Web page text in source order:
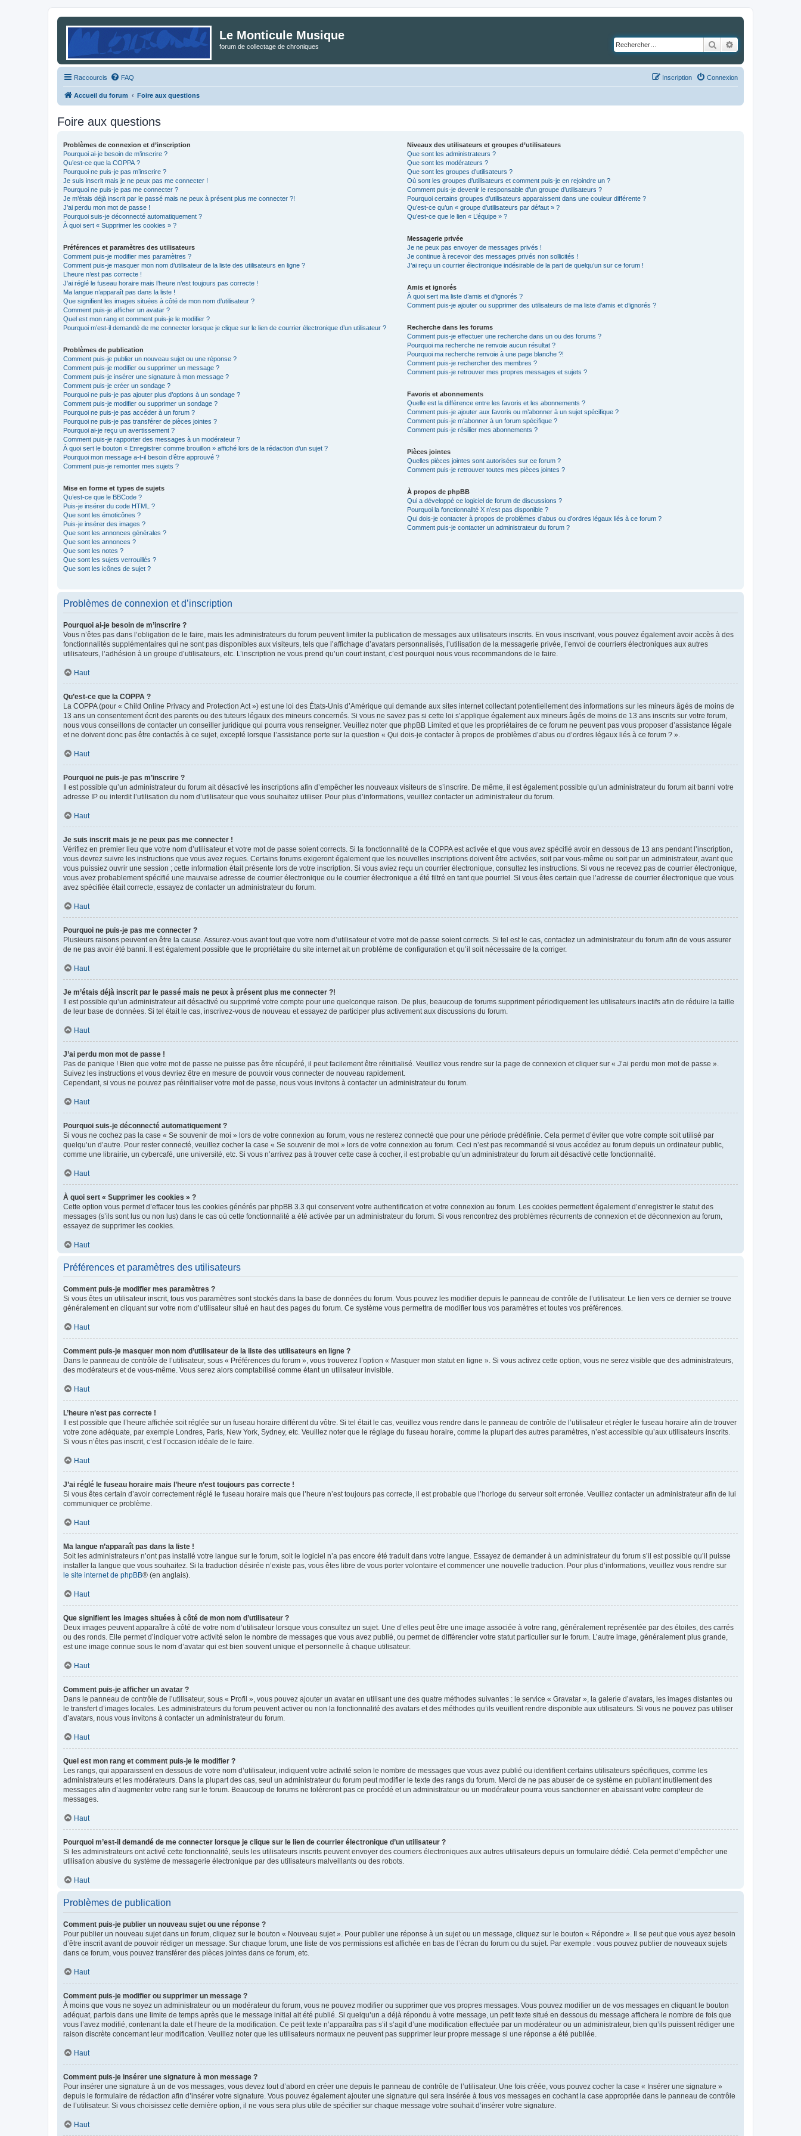
Le Monticule Musique
forum de collectage de chroniques Rechercher
Raccourcis FAQ Connexion
Inscription
Accueil du forum Foire aux questions
Foire aux questions
Problèmes de connexion et d’inscription
Pourquoi ai-je besoin de m’inscrire ?
Qu’est-ce que la COPPA ?
Pourquoi ne puis-je pas m’inscrire ?
Je suis inscrit mais je ne peux pas me connecter !
Pourquoi ne puis-je pas me connecter ?
Je m’étais déjà inscrit par le passé mais ne peux à présent plus me connecter ?!
J’ai perdu mon mot de passe !
Pourquoi suis-je déconnecté automatiquement ?
À quoi sert « Supprimer les cookies » ?
Préférences et paramètres des utilisateurs
Comment puis-je modifier mes paramètres ?
Comment puis-je masquer mon nom d’utilisateur de la liste des utilisateurs en ligne ?
L’heure n’est pas correcte !
J’ai réglé le fuseau horaire mais l’heure n’est toujours pas correcte !
Ma langue n’apparaît pas dans la liste !
Que signifient les images situées à côté de mon nom d’utilisateur ?
Comment puis-je afficher un avatar ?
Quel est mon rang et comment puis-je le modifier ?
Pourquoi m’est-il demandé de me connecter lorsque je clique sur le lien de courrier électronique d’un utilisateur ?
Problèmes de publication
Comment puis-je publier un nouveau sujet ou une réponse ?
Comment puis-je modifier ou supprimer un message ?
Comment puis-je insérer une signature à mon message ?
Comment puis-je créer un sondage ?
Pourquoi ne puis-je pas ajouter plus d’options à un sondage ?
Comment puis-je modifier ou supprimer un sondage ?
Pourquoi ne puis-je pas accéder à un forum ?
Pourquoi ne puis-je pas transférer de pièces jointes ?
Pourquoi ai-je reçu un avertissement ?
Comment puis-je rapporter des messages à un modérateur ?
À quoi sert le bouton « Enregistrer comme brouillon » affiché lors de la rédaction d’un sujet ?
Pourquoi mon message a-t-il besoin d’être approuvé ?
Comment puis-je remonter mes sujets ?
Mise en forme et types de sujets
Qu’est-ce que le BBCode ?
Puis-je insérer du code HTML ?
Que sont les émoticônes ?
Puis-je insérer des images ?
Que sont les annonces générales ?
Que sont les annonces ?
Que sont les notes ?
Que sont les sujets verrouillés ?
Que sont les icônes de sujet ?
Niveaux des utilisateurs et groupes d’utilisateurs
Que sont les administrateurs ?
Que sont les modérateurs ?
Que sont les groupes d’utilisateurs ?
Où sont les groupes d’utilisateurs et comment puis-je en rejoindre un ?
Comment puis-je devenir le responsable d’un groupe d’utilisateurs ?
Pourquoi certains groupes d’utilisateurs apparaissent dans une couleur différente ?
Qu’est-ce qu’un « groupe d’utilisateurs par défaut » ?
Qu’est-ce que le lien « L’équipe » ?
Messagerie privée
Je ne peux pas envoyer de messages privés !
Je continue à recevoir des messages privés non sollicités !
J’ai reçu un courrier électronique indésirable de la part de quelqu’un sur ce forum !
Amis et ignorés
À quoi sert ma liste d’amis et d’ignorés ?
Comment puis-je ajouter ou supprimer des utilisateurs de ma liste d’amis et d’ignorés ?
Recherche dans les forums
Comment puis-je effectuer une recherche dans un ou des forums ?
Pourquoi ma recherche ne renvoie aucun résultat ?
Pourquoi ma recherche renvoie à une page blanche ?!
Comment puis-je rechercher des membres ?
Comment puis-je retrouver mes propres messages et sujets ?
Favoris et abonnements
Quelle est la différence entre les favoris et les abonnements ?
Comment puis-je ajouter aux favoris ou m’abonner à un sujet spécifique ?
Comment puis-je m’abonner à un forum spécifique ?
Comment puis-je résilier mes abonnements ?
Pièces jointes
Quelles pièces jointes sont autorisées sur ce forum ?
Comment puis-je retrouver toutes mes pièces jointes ?
À propos de phpBB
Qui a développé ce logiciel de forum de discussions ?
Pourquoi la fonctionnalité X n’est pas disponible ?
Qui dois-je contacter à propos de problèmes d’abus ou d’ordres légaux liés à ce forum ?
Comment puis-je contacter un administrateur du forum ?
Problèmes de connexion et d’inscription
Pourquoi ai-je besoin de m’inscrire ?
Vous n’êtes pas dans l’obligation de le faire, mais les administrateurs du forum peuvent limiter la publication de messages aux utilisateurs inscrits. En vous inscrivant, vous pouvez également avoir accès à des
fonctionnalités supplémentaires qui ne sont pas disponibles aux visiteurs, tels que l’affichage d’avatars personnalisés, l’utilisation de la messagerie privée, l’envoi de courriers électroniques aux autres
utilisateurs, l’adhésion à un groupe d’utilisateurs, etc. L’inscription ne vous prend qu’un court instant, c’est pourquoi nous vous recommandons de le faire.
Haut
Qu’est-ce que la COPPA ?
La COPPA (pour « Child Online Privacy and Protection Act ») est une loi des États-Unis d’Amérique qui demande aux sites internet collectant potentiellement des informations sur les mineurs âgés de moins de
13 ans un consentement écrit des parents ou des tuteurs légaux des mineurs concernés. Si vous ne savez pas si cette loi s’applique également aux mineurs âgés de moins de 13 ans inscrits sur votre forum,
nous vous conseillons de contacter un conseiller juridique qui pourra vous renseigner. Veuillez noter que phpBB Limited et que les propriétaires de ce forum ne peuvent pas vous proposer d’assistance légale
et ne doivent donc pas être contactés à ce sujet, excepté lorsque l’assistance porte sur la question « Qui dois-je contacter à propos de problèmes d’abus ou d’ordres légaux liés à ce forum ? ».
Haut
Pourquoi ne puis-je pas m’inscrire ?
Il est possible qu’un administrateur du forum ait désactivé les inscriptions afin d’empêcher les nouveaux visiteurs de s’inscrire. De même, il est également possible qu’un administrateur du forum ait banni votre
adresse IP ou interdit l’utilisation du nom d’utilisateur que vous souhaitez utiliser. Pour plus d’informations, veuillez contacter un administrateur du forum.
Haut
Je suis inscrit mais je ne peux pas me connecter !
Vérifiez en premier lieu que votre nom d’utilisateur et votre mot de passe soient corrects. Si la fonctionnalité de la COPPA est activée et que vous avez spécifié avoir en dessous de 13 ans pendant l’inscription,
vous devrez suivre les instructions que vous avez reçues. Certains forums exigeront également que les nouvelles inscriptions doivent être activées, soit par vous-même ou soit par un administrateur, avant que
vous puissiez ouvrir une session ; cette information était présente lors de votre inscription. Si vous aviez reçu un courrier électronique, consultez les instructions. Si vous ne recevez pas de courrier électronique,
vous avez probablement spécifié une mauvaise adresse de courrier électronique ou le courrier électronique a été filtré en tant que pourriel. Si vous êtes certain que l’adresse de courrier électronique que vous
avez spécifiée était correcte, essayez de contacter un administrateur du forum.
Haut
Pourquoi ne puis-je pas me connecter ?
Plusieurs raisons peuvent en être la cause. Assurez-vous avant tout que votre nom d’utilisateur et votre mot de passe soient corrects. Si tel est le cas, contactez un administrateur du forum afin de vous assurer
de ne pas avoir été banni. Il est également possible que le propriétaire du site internet ait un problème de configuration et qu’il soit nécessaire de la corriger.
Haut
Je m’étais déjà inscrit par le passé mais ne peux à présent plus me connecter ?!
Il est possible qu’un administrateur ait désactivé ou supprimé votre compte pour une quelconque raison. De plus, beaucoup de forums suppriment périodiquement les utilisateurs inactifs afin de réduire la taille
de leur base de données. Si tel était le cas, inscrivez-vous de nouveau et essayez de participer plus activement aux discussions du forum.
Haut
J’ai perdu mon mot de passe !
Pas de panique ! Bien que votre mot de passe ne puisse pas être récupéré, il peut facilement être réinitialisé. Veuillez vous rendre sur la page de connexion et cliquer sur « J’ai perdu mon mot de passe ».
Suivez les instructions et vous devriez être en mesure de pouvoir vous connecter de nouveau rapidement.
Cependant, si vous ne pouvez pas réinitialiser votre mot de passe, nous vous invitons à contacter un administrateur du forum.
Haut
Pourquoi suis-je déconnecté automatiquement ?
Si vous ne cochez pas la case « Se souvenir de moi » lors de votre connexion au forum, vous ne resterez connecté que pour une période prédéfinie. Cela permet d’éviter que votre compte soit utilisé par
quelqu’un d’autre. Pour rester connecté, veuillez cocher la case « Se souvenir de moi » lors de votre connexion au forum. Ceci n’est pas recommandé si vous accédez au forum depuis un ordinateur public,
comme une librairie, un cybercafé, une université, etc. Si vous n’arrivez pas à trouver cette case à cocher, il est probable qu’un administrateur du forum ait désactivé cette fonctionnalité.
Haut
À quoi sert « Supprimer les cookies » ?
Cette option vous permet d’effacer tous les cookies générés par phpBB 3.3 qui conservent votre authentification et votre connexion au forum. Les cookies permettent également d’enregistrer le statut des
messages (s’ils sont lus ou non lus) dans le cas où cette fonctionnalité a été activée par un administrateur du forum. Si vous rencontrez des problèmes récurrents de connexion et de déconnexion au forum,
essayez de supprimer les cookies.
Haut
Préférences et paramètres des utilisateurs
Comment puis-je modifier mes paramètres ?
Si vous êtes un utilisateur inscrit, tous vos paramètres sont stockés dans la base de données du forum. Vous pouvez les modifier depuis le panneau de contrôle de l’utilisateur. Le lien vers ce dernier se trouve
généralement en cliquant sur votre nom d’utilisateur situé en haut des pages du forum. Ce système vous permettra de modifier tous vos paramètres et toutes vos préférences.
Haut
Comment puis-je masquer mon nom d’utilisateur de la liste des utilisateurs en ligne ?
Dans le panneau de contrôle de l’utilisateur, sous « Préférences du forum », vous trouverez l’option « Masquer mon statut en ligne ». Si vous activez cette option, vous ne serez visible que des administrateurs,
des modérateurs et de vous-même. Vous serez alors comptabilisé comme étant un utilisateur invisible.
Haut
L’heure n’est pas correcte !
Il est possible que l’heure affichée soit réglée sur un fuseau horaire différent du vôtre. Si tel était le cas, veuillez vous rendre dans le panneau de contrôle de l’utilisateur et régler le fuseau horaire afin de trouver
votre zone adéquate, par exemple Londres, Paris, New York, Sydney, etc. Veuillez noter que le réglage du fuseau horaire, comme la plupart des autres paramètres, n’est accessible qu’aux utilisateurs inscrits.
Si vous n’êtes pas inscrit, c’est l’occasion idéale de le faire.
Haut
J’ai réglé le fuseau horaire mais l’heure n’est toujours pas correcte !
Si vous êtes certain d’avoir correctement réglé le fuseau horaire mais que l’heure n’est toujours pas correcte, il est probable que l’horloge du serveur soit erronée. Veuillez contacter un administrateur afin de lui
communiquer ce problème.
Haut
Ma langue n’apparaît pas dans la liste !
Soit les administrateurs n’ont pas installé votre langue sur le forum, soit le logiciel n’a pas encore été traduit dans votre langue. Essayez de demander à un administrateur du forum s’il est possible qu’il puisse
installer la langue que vous souhaitez. Si la traduction désirée n’existe pas, vous êtes libre de vous porter volontaire et commencer une nouvelle traduction. Pour plus d’informations, veuillez vous rendre sur
le site internet de phpBB® (en anglais).
Haut
Que signifient les images situées à côté de mon nom d’utilisateur ?
Deux images peuvent apparaître à côté de votre nom d’utilisateur lorsque vous consultez un sujet. Une d’elles peut être une image associée à votre rang, généralement représentée par des étoiles, des carrés
ou des ronds. Elle permet d’indiquer votre activité selon le nombre de messages que vous avez publié, ou permet de différencier votre statut particulier sur le forum. L’autre image, généralement plus grande,
est une image connue sous le nom d’avatar qui est bien souvent unique et personnelle à chaque utilisateur.
Haut
Comment puis-je afficher un avatar ?
Dans le panneau de contrôle de l’utilisateur, sous « Profil », vous pouvez ajouter un avatar en utilisant une des quatre méthodes suivantes : le service « Gravatar », la galerie d’avatars, les images distantes ou
le transfert d’images locales. Les administrateurs du forum peuvent activer ou non la fonctionnalité des avatars et des méthodes qu’ils veuillent rendre disponible aux utilisateurs. Si vous ne pouvez pas utiliser
d’avatars, nous vous invitons à contacter un administrateur du forum.
Haut
Quel est mon rang et comment puis-je le modifier ?
Les rangs, qui apparaissent en dessous de votre nom d’utilisateur, indiquent votre activité selon le nombre de messages que vous avez publié ou identifient certains utilisateurs spécifiques, comme les
administrateurs et les modérateurs. Dans la plupart des cas, seul un administrateur du forum peut modifier le texte des rangs du forum. Merci de ne pas abuser de ce système en publiant inutilement des
messages afin d’augmenter votre rang sur le forum. Beaucoup de forums ne toléreront pas ce procédé et un administrateur ou un modérateur pourra vous sanctionner en abaissant votre compteur de
messages.
Haut
Pourquoi m’est-il demandé de me connecter lorsque je clique sur le lien de courrier électronique d’un utilisateur ?
Si les administrateurs ont activé cette fonctionnalité, seuls les utilisateurs inscrits peuvent envoyer des courriers électroniques aux autres utilisateurs depuis un formulaire dédié. Cela permet d’empêcher une
utilisation abusive du système de messagerie électronique par des utilisateurs malveillants ou des robots.
Haut
Problèmes de publication
Comment puis-je publier un nouveau sujet ou une réponse ?
Pour publier un nouveau sujet dans un forum, cliquez sur le bouton « Nouveau sujet ». Pour publier une réponse à un sujet ou un message, cliquez sur le bouton « Répondre ». Il se peut que vous ayez besoin
d’être inscrit avant de pouvoir rédiger un message. Sur chaque forum, une liste de vos permissions est affichée en bas de l’écran du forum ou du sujet. Par exemple : vous pouvez publier de nouveaux sujets
dans ce forum, vous pouvez transférer des pièces jointes dans ce forum, etc.
Haut
Comment puis-je modifier ou supprimer un message ?
À moins que vous ne soyez un administrateur ou un modérateur du forum, vous ne pouvez modifier ou supprimer que vos propres messages. Vous pouvez modifier un de vos messages en cliquant le bouton
adéquat, parfois dans une limite de temps après que le message initial ait été publié. Si quelqu’un a déjà répondu à votre message, un petit texte situé en dessous du message affichera le nombre de fois que
vous l’avez modifié, contenant la date et l’heure de la modification. Ce petit texte n’apparaîtra pas s’il s’agit d’une modification effectuée par un modérateur ou un administrateur, bien qu’ils puissent rédiger une
raison discrète concernant leur modification. Veuillez noter que les utilisateurs normaux ne peuvent pas supprimer leur propre message si une réponse a été publiée.
Haut
Comment puis-je insérer une signature à mon message ?
Pour insérer une signature à un de vos messages, vous devez tout d’abord en créer une depuis le panneau de contrôle de l’utilisateur. Une fois créée, vous pouvez cocher la case « Insérer une signature »
depuis le formulaire de rédaction afin d’insérer votre signature. Vous pouvez également ajouter une signature qui sera insérée à tous vos messages en cochant la case appropriée dans le panneau de contrôle
de l’utilisateur. Si vous choisissez cette dernière option, il ne vous sera plus utile de spécifier sur chaque message votre souhait d’insérer votre signature.
Haut